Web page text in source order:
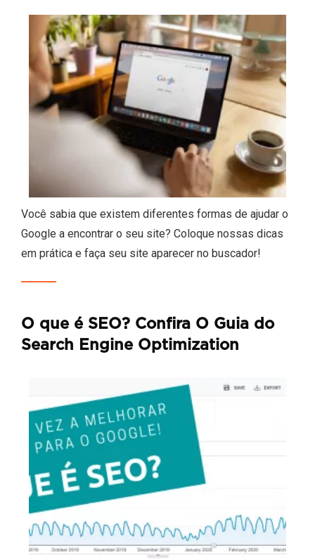
Você sabia que existem diferentes formas de ajudar o
Google a encontrar o seu site? Coloque nossas dicas
em prática e faça seu site aparecer no buscador!
O que é SEO? Confira O Guia do
Search Engine Optimization